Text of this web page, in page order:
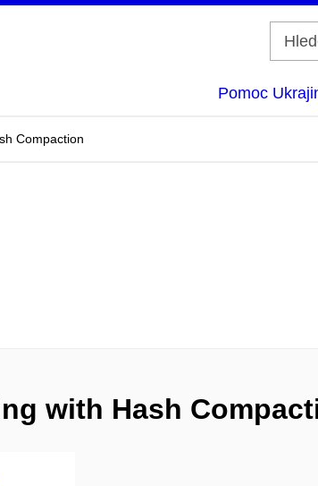
Pomoc
Compaction
with Hash